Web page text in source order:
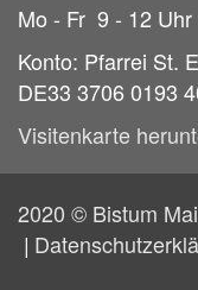
Mo - Fr 9 - 12
Konto: Pfarrei
DE33 3706 0193
Visitenkarte
2020 © Bistum